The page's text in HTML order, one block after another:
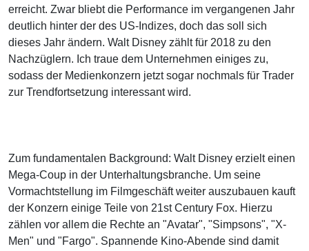
erreicht. Zwar bliebt die Performance im vergangenen Jahr
deutlich hinter der des US-Indizes, doch das soll sich
dieses Jahr ändern. Walt Disney zählt für 2018 zu den
Nachzüglern. Ich traue dem Unternehmen einiges zu,
sodass der Medienkonzern jetzt sogar nochmals für Trader
zur Trendfortsetzung interessant wird.
Zum fundamentalen Background: Walt Disney erzielt einen
Mega-Coup in der Unterhaltungsbranche. Um seine
Vormachtstellung im Filmgeschäft weiter auszubauen kauft
der Konzern einige Teile von 21st Century Fox. Hierzu
zählen vor allem die Rechte an "Avatar", "Simpsons", "X-
Men" und "Fargo". Spannende Kino-Abende sind damit